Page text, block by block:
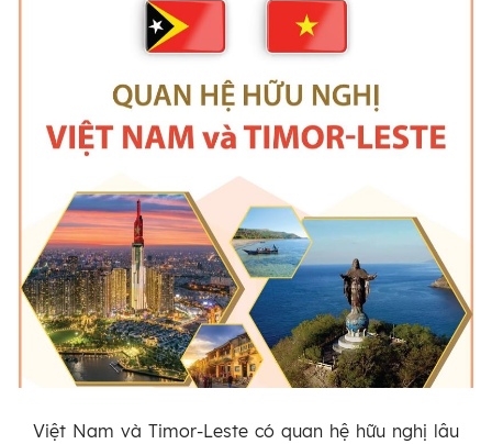
Việt Nam và Timor-Leste có quan hệ hữu nghị lâu